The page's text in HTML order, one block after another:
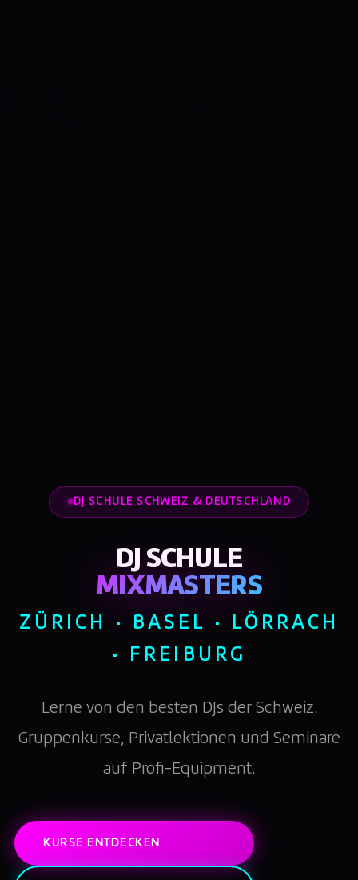
DJ SCHULE SCHWEIZ & DEUTSCHLAND
DJ SCHULE
MIXMASTERS
ZÜRICH · BASEL · LÖRRACH
· FREIBURG
Lerne von den besten DJs der Schweiz.
Gruppenkurse, Privatlektionen und Seminare
auf Profi-Equipment.
KURSE ENTDECKEN